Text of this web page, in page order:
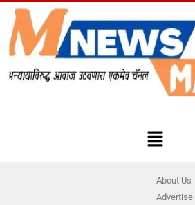
About Us
Advertise